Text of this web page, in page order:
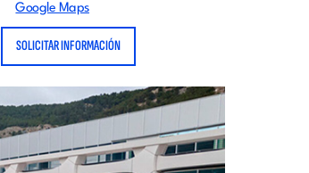
Google Maps
SOLICITAR INFORMACIÓN